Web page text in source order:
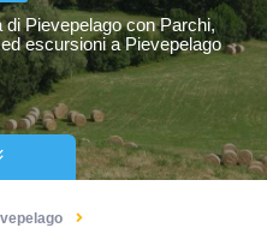
Pievepelago con Parchi,
escursioni a Pievepelago